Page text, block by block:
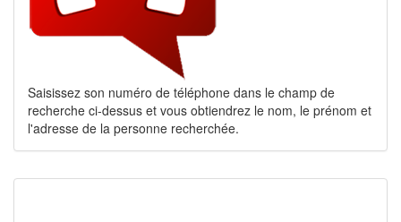
Saisissez son numéro de téléphone dans le champ de
recherche ci-dessus et vous obtiendrez le nom, le prénom et
l'adresse de la personne recherchée.